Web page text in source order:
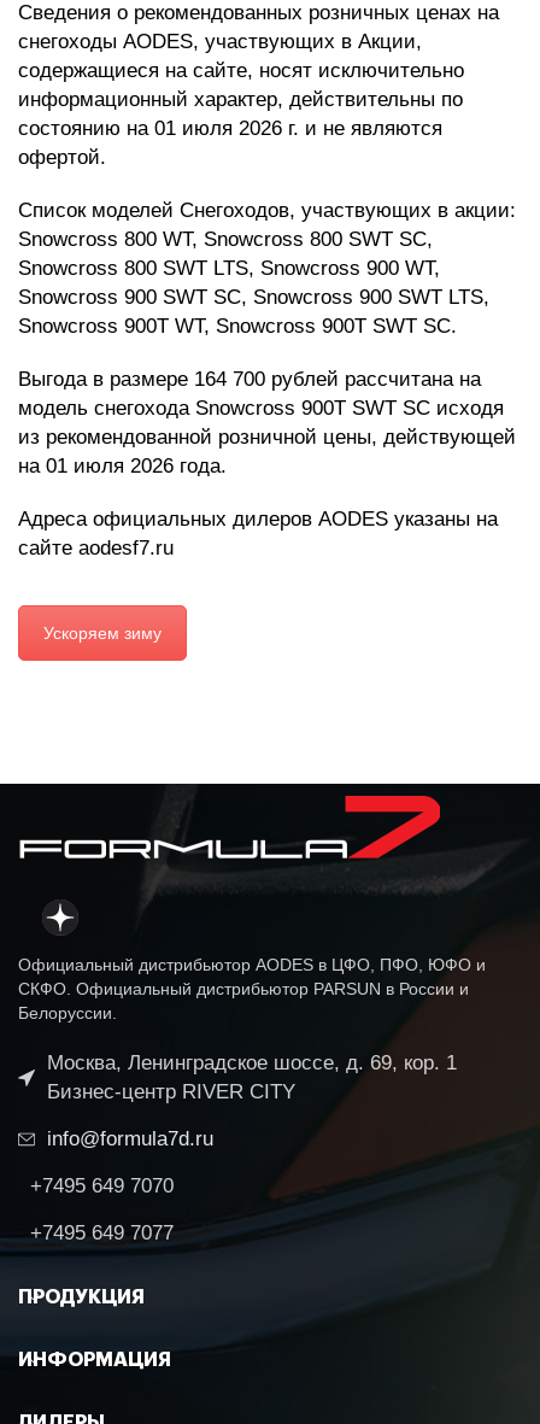
Сведения о рекомендованных розничных ценах на
снегоходы AODES, участвующих в Акции,
содержащиеся на сайте, носят исключительно
информационный характер, действительны по
состоянию на 01 июля 2026 г. и не являются
офертой.
Список моделей Снегоходов, участвующих в акции:
Snowcross 800 WT, Snowcross 800 SWT SC,
Snowcross 800 SWT LTS, Snowcross 900 WT,
Snowcross 900 SWT SC, Snowcross 900 SWT LTS,
Snowcross 900T WT, Snowcross 900T SWT SC.
Выгода в размере 164 700 рублей рассчитана на
модель снегохода Snowcross 900T SWT SC исходя
из рекомендованной розничной цены, действующей
на 01 июля 2026 года.
Адреса официальных дилеров AODES указаны на
сайте aodesf7.ru
Ускоряем зиму
Официальный дистрибьютор AODES в ЦФО, ПФО, ЮФО и
СКФО. Официальный дистрибьютор PARSUN в России и
Белоруссии.
Москва, Ленинградское шоссе, д. 69, кор. 1
Бизнес-центр RIVER CITY
info@formula7d.ru
+7495 649 7070
+7495 649 7077
ПРОДУКЦИЯ
ИНФОРМАЦИЯ